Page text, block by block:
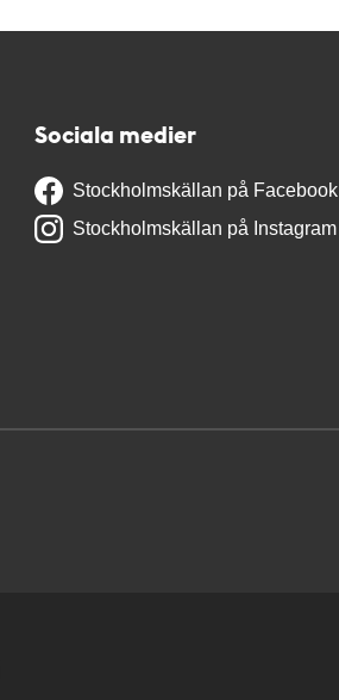
Sociala medier
Stockholmskällan på Facebook
Stockholmskällan på Instagram